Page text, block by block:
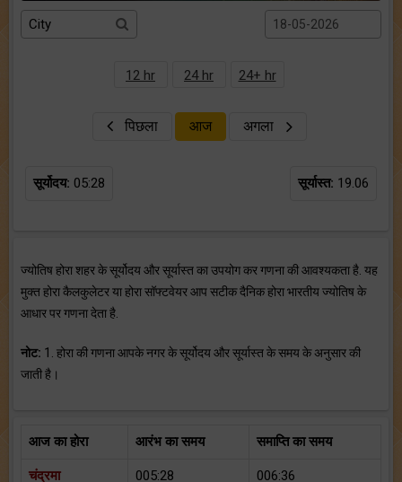
12 hr 24 hr 24+ hr
पिछला आज अगला
सूर्योदय: 05:28 सूर्यास्त: 19.06
ज्योतिष होरा शहर के सूर्योदय और सूर्यास्त का उपयोग कर गणना की आवश्यकता है. यह
मुक्त होरा कैलकुलेटर या होरा सॉफ्टवेयर आप सटीक दैनिक होरा भारतीय ज्योतिष के
आधार पर गणना देता है.
नोट: 1. होरा की गणना आपके नगर के सूर्योदय और सूर्यास्त के समय के अनुसार की
जाती है।
आज का होरा आरंभ का समय समाप्ति का समय
चंद्रमा 005:28 006:36